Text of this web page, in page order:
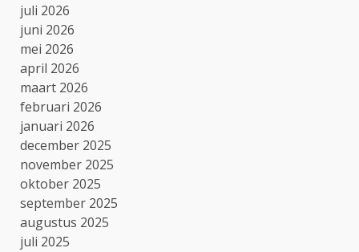
juli 2026
juni 2026
mei 2026
april 2026
maart 2026
februari 2026
januari 2026
december 2025
november 2025
oktober 2025
september 2025
augustus 2025
juli 2025